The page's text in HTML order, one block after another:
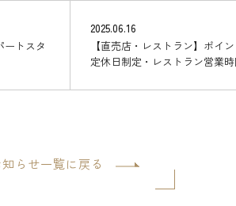
ートスタ
2025.06.16
【直売店・レストラン】ポイ
定休日制定・レストラン営業
知らせ一覧に戻る